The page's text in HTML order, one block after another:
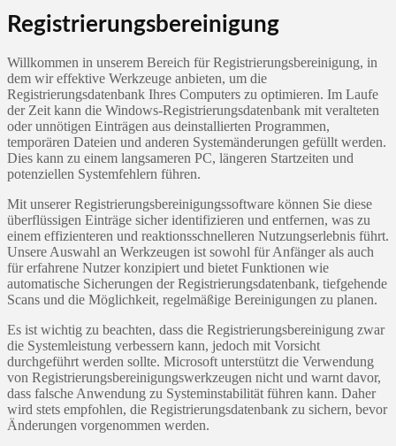
Registrierungsbereinigung
Willkommen in unserem Bereich für Registrierungsbereinigung, in
dem wir effektive Werkzeuge anbieten, um die
Registrierungsdatenbank Ihres Computers zu optimieren. Im Laufe
der Zeit kann die Windows-Registrierungsdatenbank mit veralteten
oder unnötigen Einträgen aus deinstallierten Programmen,
temporären Dateien und anderen Systemänderungen gefüllt werden.
Dies kann zu einem langsameren PC, längeren Startzeiten und
potenziellen Systemfehlern führen.
Mit unserer Registrierungsbereinigungssoftware können Sie diese
überflüssigen Einträge sicher identifizieren und entfernen, was zu
einem effizienteren und reaktionsschnelleren Nutzungserlebnis führt.
Unsere Auswahl an Werkzeugen ist sowohl für Anfänger als auch
für erfahrene Nutzer konzipiert und bietet Funktionen wie
automatische Sicherungen der Registrierungsdatenbank, tiefgehende
Scans und die Möglichkeit, regelmäßige Bereinigungen zu planen.
Es ist wichtig zu beachten, dass die Registrierungsbereinigung zwar
die Systemleistung verbessern kann, jedoch mit Vorsicht
durchgeführt werden sollte. Microsoft unterstützt die Verwendung
von Registrierungsbereinigungswerkzeugen nicht und warnt davor,
dass falsche Anwendung zu Systeminstabilität führen kann. Daher
wird stets empfohlen, die Registrierungsdatenbank zu sichern, bevor
Änderungen vorgenommen werden.